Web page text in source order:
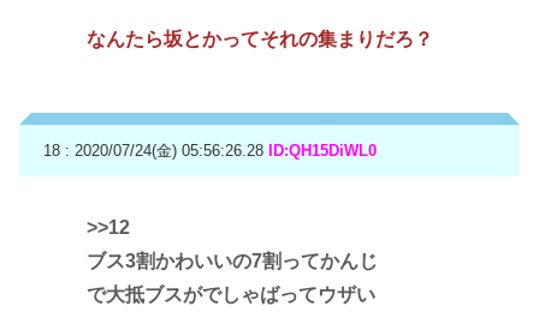
なんたら坂とかってそれの集まりだろ？
18 : 2020/07/24(金) 05:56:26.28 ID:QH15DiWL0
>>12
ブス3割かわいいの7割ってかんじ
で大抵ブスがでしゃばってウザい